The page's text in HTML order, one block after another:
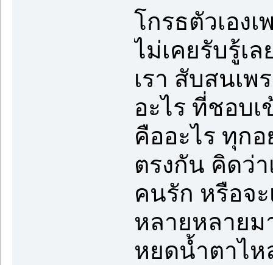
โกรธตัวเอง
ไม่เคยรับรู้เ
เรา สับสนเพ
อะไร ที่ชอบ
คืออะไร ทุก
ตรงกัน คิดว่
คนรัก หรือจ
หลายหลายม
หยดน้ำตาไห